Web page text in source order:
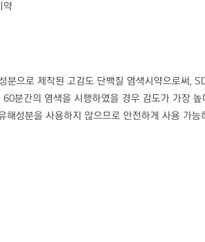
약
로 제작된 고감도 단백질 염색시약으로써,
분간의 염색을 시행하였을 경우 감도가 가장
성분을 사용하지 않으므로 안전하게 사용 가능